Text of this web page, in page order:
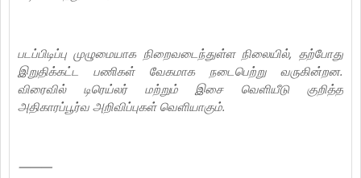
படப்பிடிப்பு முழுமையாக நிறைவடைந்துள்ள நிலையில், தற்போது
இறுதிக்கட்ட பணிகள் வேகமாக நடைபெற்று வருகின்றன.
விரைவில் டிரெய்லர் மற்றும் இசை வெளியீடு குறித்த
அதிகாரப்பூர்வ அறிவிப்புகள் வெளியாகும்.
⸻